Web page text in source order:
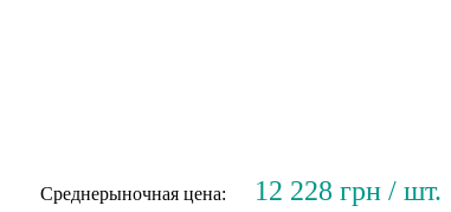
Среднерыночная цена: 12 228 грн / шт.